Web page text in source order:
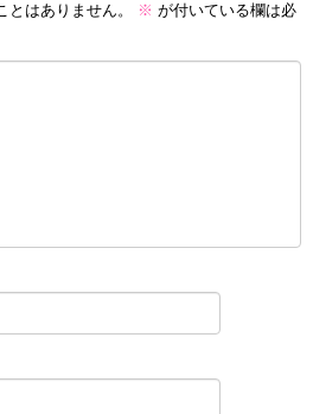
はありません。 ※ が付いている欄は必